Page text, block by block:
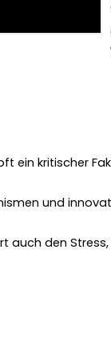
ein kritischer
und
auch den